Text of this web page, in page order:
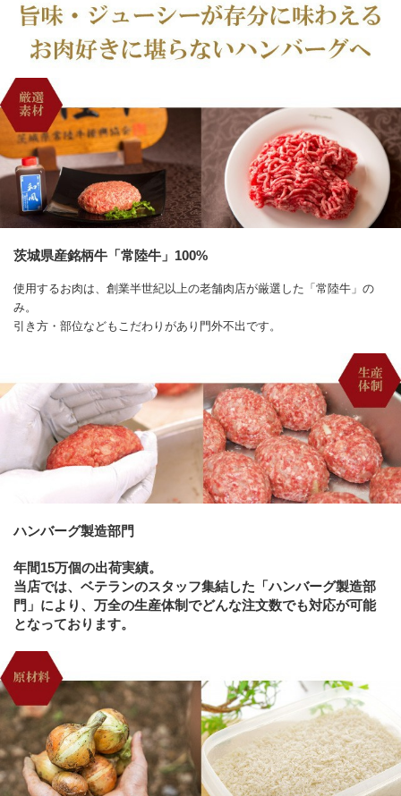
茨城県産銘柄牛「常陸牛」100%
使用するお肉は、創業半世紀以上の老舗肉店が厳選した「常陸牛」の
み。
引き方・部位などもこだわりがあり門外不出です。
ハンバーグ製造部門
年間15万個の出荷実績。
当店では、ベテランのスタッフ集結した「ハンバーグ製造部
門」により、万全の生産体制でどんな注文数でも対応が可能
となっております。